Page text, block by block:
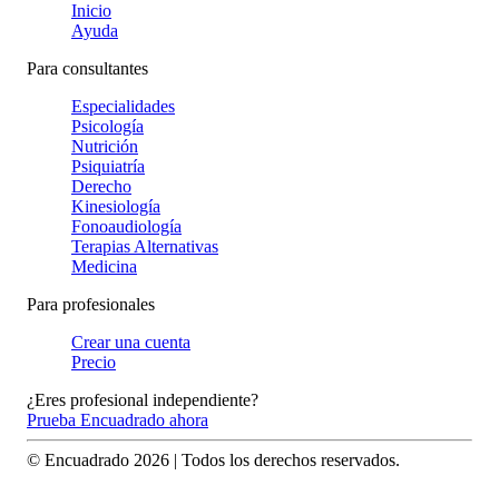
Inicio
Ayuda
Para consultantes
Especialidades
Psicología
Nutrición
Psiquiatría
Derecho
Kinesiología
Fonoaudiología
Terapias Alternativas
Medicina
Para profesionales
Crear una cuenta
Precio
¿Eres profesional independiente?
Prueba Encuadrado ahora
© Encuadrado 2026 | Todos los derechos reservados.